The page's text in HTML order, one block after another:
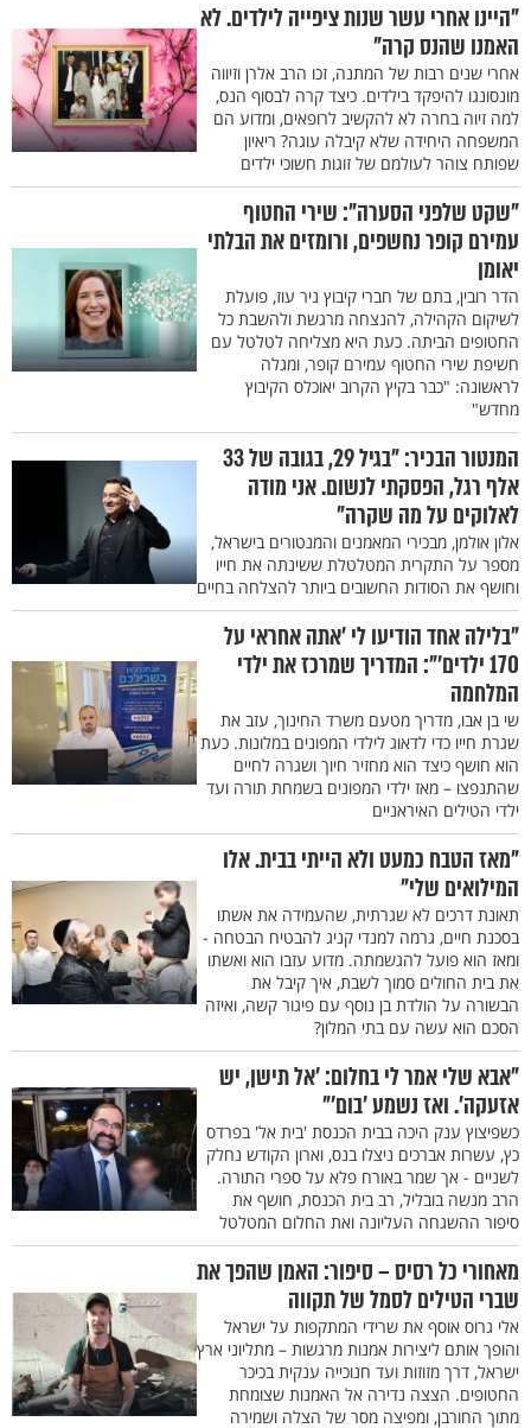
"היינו אחרי עשר שנות ציפייה לילדים. לא
האמנו שהנס קרה"
אחרי שנים רבות של המתנה, זכו הרב אלרן וזיווה
מונסונגו להיפקד בילדים. כיצד קרה לבסוף הנס,
למה זיוה בחרה לא להקשיב לרופאים, ומדוע הם
המשפחה היחידה שלא קיבלה עוגה? ריאיון
שפותח צוהר לעולמם של זוגות חשוכי ילדים
"שקט שלפני הסערה": שירי החטוף
עמירם קופר נחשפים, ורומזים את הבלתי
יאומן
הדר רובין, בתם של חברי קיבוץ ניר עוז, פועלת
לשיקום הקהילה, להנצחה מרגשת ולהשבת כל
החטופים הביתה. כעת היא מצליחה לטלטל עם
חשיפת שירי החטוף עמירם קופר, ומגלה
לראשונה: "כבר בקיץ הקרוב יאוכלס הקיבוץ
מחדש"
המנטור הבכיר: "בגיל 29, בגובה של 33
אלף רגל, הפסקתי לנשום. אני מודה
לאלוקים על מה שקרה"
אלון אולמן, מבכירי המאמנים והמנטורים בישראל,
מספר על התקרית המטלטלת ששינתה את חייו
וחושף את הסודות החשובים ביותר להצלחה בחיים
"בלילה אחד הודיעו לי 'אתה אחראי על
170 ילדים'": המדריך שמרכז את ילדי
המלחמה
שי בן אבו, מדריך מטעם משרד החינוך, עזב את
שגרת חייו כדי לדאוג לילדי המפונים במלונות. כעת
הוא חושף כיצד הוא מחזיר חיוך ושגרה לחיים
שהתנפצו – מאז ילדי המפונים בשמחת תורה ועד
ילדי הטילים האיראניים
"מאז הטבח כמעט ולא הייתי בבית. אלו
המילואים שלי"
תאונת דרכים לא שגרתית, שהעמידה את אשתו
בסכנת חיים, גרמה למנדי קניג להבטיח הבטחה -
ומאז הוא פועל להגשמתה. מדוע עזבו הוא ואשתו
את בית החולים סמוך לשבת, איך קיבל את
הבשורה על הולדת בן נוסף עם פיגור קשה, ואיזה
הסכם הוא עשה עם בתי המלון?
"אבא שלי אמר לי בחלום: 'אל תישן, יש
אזעקה'. ואז נשמע 'בום'"
כשפיצוץ ענק היכה בבית הכנסת 'בית אל' בפרדס
כץ, עשרות אברכים ניצלו בנס, וארון הקודש נחלק
לשניים - אך שמר באורח פלא על ספרי התורה.
הרב מנשה בובליל, רב בית הכנסת, חושף את
סיפור ההשגחה העליונה ואת החלום המטלטל
מאחורי כל רסיס – סיפור: האמן שהפך את
שברי הטילים לסמל של תקווה
אלי גרוס אוסף את שרידי המתקפות על ישראל
והופך אותם ליצירות אמנות מרגשות – מתליוני ארץ
ישראל, דרך מזוזות ועד חנוכייה ענקית בכיכר
החטופים. הצצה נדירה אל האמנות שצומחת
מתוך החורבן, ומפיצה מסר של הצלה ושמירה